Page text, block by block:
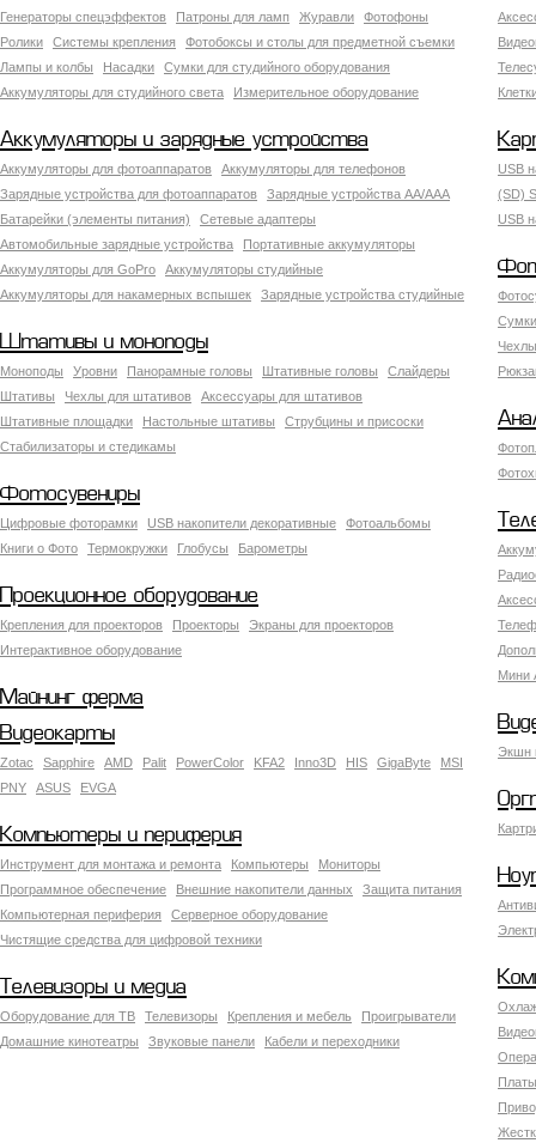
Генераторы спецэффектов
Патроны для ламп Журавли
Фотофоны
Ролики
Системы крепления
Фотобоксы и столы для предметной съемки
Лампы и колбы
Насадки
Сумки для студийного оборудования
Аккумуляторы для студийного света
Измерительное оборудование
Аккумуляторы и зарядные устройства
Аккумуляторы для фотоаппаратов
Аккумуляторы для телефонов
Зарядные устройства для фотоаппаратов
Зарядные устройства AA/AAA
Батарейки (элементы питания)
Сетевые адаптеры
Автомобильные зарядные устройства
Портативные аккумуляторы
Аккумуляторы для GoPro
Аккумуляторы студийные
Аккумуляторы для накамерных вспышек
Зарядные устройства студийные
USB
(SD)
USB
Штативы и моноподы
Моноподы Уровни Панорамные головы Штативные головы
Слайдеры
Штативы
Чехлы для штативов
Аксессуары для штативов
Штативные площадки
Настольные штативы
Струбцины и присоски
Стабилизаторы и стедикамы
Фотосувениры
Цифровые фоторамки USB накопители декоративные
Фотоальбомы
Книги о Фото
Термокружки Глобусы Барометры
Мини
Проекционное оборудование
Крепления для проекторов Проекторы
Экраны для проекторов
Интерактивное оборудование
Майнинг ферма
Экшн
Видеокарты
Zotac Sapphire AMD Palit PowerColor KFA2 Inno3D HIS GigaByte
MSI
PNY
ASUS EVGA
Компьютеры и периферия
Инструмент для монтажа и ремонта Компьютеры
Мониторы
Программное обеспечение
Внешние накопители данных
Защита питания
Компьютерная периферия
Серверное оборудование
Чистящие средства для цифровой техники
Телевизоры и медиа
Оборудование для ТВ Телевизоры Крепления и мебель
Проигрыватели
Домашние кинотеатры
Звуковые панели Кабели и переходники